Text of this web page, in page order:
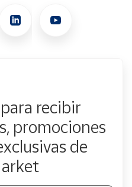
recibir
promociones
de